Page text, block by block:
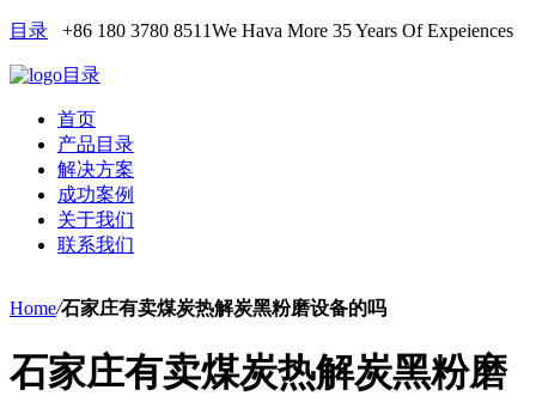
目录 +86 180 3780 8511We Hava More 35 Years Of Expeiences
目录
首页
产品目录
解决方案
成功案例
关于我们
联系我们
Home/石家庄有卖煤炭热解炭黑粉磨设备的吗
石家庄有卖煤炭热解炭黑粉磨